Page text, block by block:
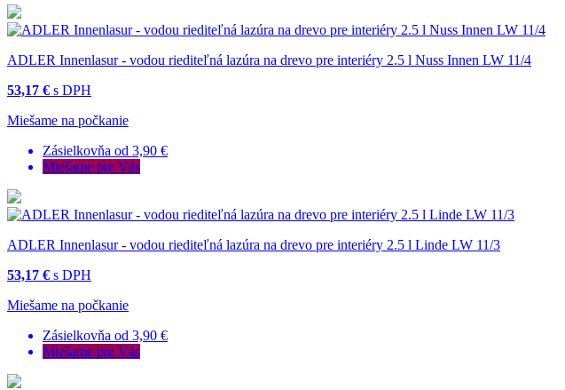
ADLER Innenlasur - vodou riediteľná lazúra na drevo pre interiéry 2.5 l Nuss Innen LW 11/4
53,17 € s DPH
Miešame na počkanie
Zásielkovňa od 3,90 €
Miešame pre Vás
ADLER Innenlasur - vodou riediteľná lazúra na drevo pre interiéry 2.5 l Linde LW 11/3
53,17 € s DPH
Miešame na počkanie
Zásielkovňa od 3,90 €
Miešame pre Vás